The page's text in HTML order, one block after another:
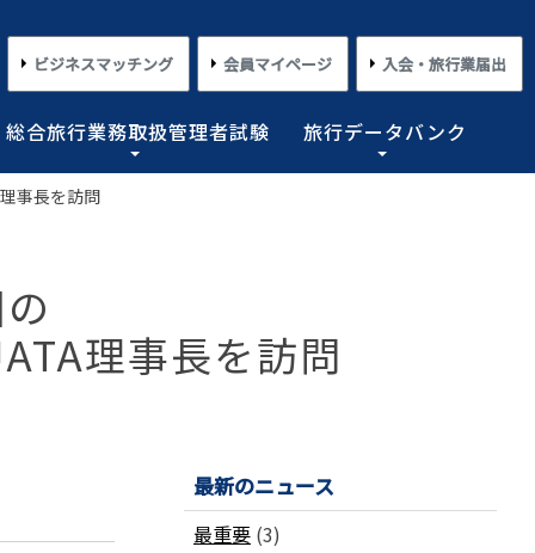
ビジネスマッチング 会員マイページ 入会・旅行業届出
目的としており、旅行業法に基づく法定業務の他、
業務を行なっています。
その他のお知らせ・ご案内
います。
コンプライアンスとリスクマネジメント
旅の安全・危機管理
障害者差別解消法
ております。
さまざまな旅行事情
総合旅行業務取扱管理者試験
行わせることが義務付けられています。
よくあるご質問
旅行データバンク
さまざまな旅行業の数字
数字が語る旅行業2023 PDF版
数字が語る旅行業2022 PDF版
事長を訪問
理事長を訪問
最新のニュース
最重要 (3)